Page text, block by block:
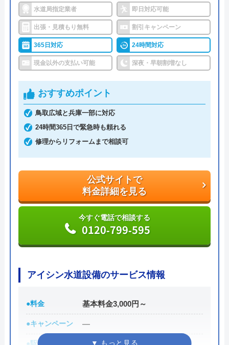
事前見積もりを徹底しており、金額に納得してから
作業を依頼できます。早朝・深夜の料金割増はな
く、見積もりや出張料も無料なので、急なトラブル
でも気兼ねなく相談可能です。また、見積もり時に
「Webを見た」と申告すると、Web割で20%割引に
支払い方法にコンビニ後払いも選べるので、急な出
費で手持ちがなくても修理が可能です。他にも、ク
レジットカード払いや楽天ペイも利用でき、都合の
良い方法で支払えます。
公式サイトで
料金詳細を見る
0120-742-190
水道局指定業者 即日対応可能
出張・見積もり無料 割引キャンペーン
365日対応 24時間対応
現金以外の支払い可能 深夜・早朝割増なし
おすすめポイント
鳥取広域と兵庫一部に対応
24時間365日で緊急時も頼れる
修理からリフォームまで相談可
公式サイトで
料金詳細を見る
今すぐ電話で相談する
0120‐799‐595
アイシン水道設備のサービス情報
●料金 基本料金3,000円～
●キャンペーン ―
●駆けつけ時間